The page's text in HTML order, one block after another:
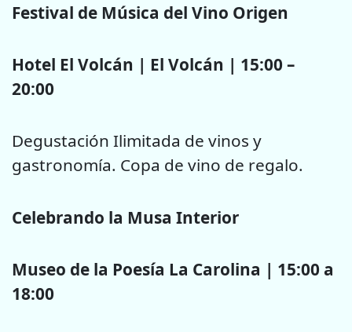
Festival de Música del Vino Origen
Hotel El Volcán | El Volcán | 15:00 –
20:00
Degustación Ilimitada de vinos y
gastronomía. Copa de vino de regalo.
Celebrando la Musa Interior
Museo de la Poesía La Carolina | 15:00 a
18:00